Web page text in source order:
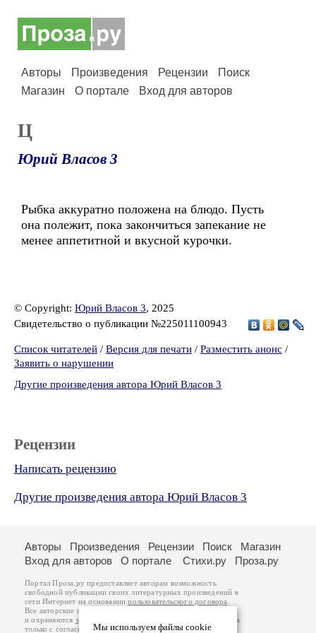
Авторы Произведения Рецензии
Поиск
Магазин
О портале Вход для авторов
Ц
Юрий Власов 3
Рыбка аккуратно положена на блюдо. Пусть
она полежит, пока закончиться запекание не
менее аппетитной и вкусной курочки.
© Copyright: Юрий Власов 3, 2025
Свидетельство о публикации №225011100943
Список читателей / Версия для печати / Разместить анонс /
Заявить о нарушении
Другие произведения автора Юрий Власов 3
Рецензии
Написать рецензию
Другие произведения автора Юрий Власов 3
Мы используем файлы cookie
Авторы Произведения Рецензии Поиск
Магазин
Вход для авторов
О портале Стихи.ру Проза.ру
Портал Проза.ру предоставляет авторам возможность
свободной публикации своих литературных произведений в
сети Интернет на основаниипользовательского договора
Все авторские права на произведения принадлежат авторам
и охраняются законом
. Перепечатка произведений возможна
только с согласия его автора, к которому вы можете